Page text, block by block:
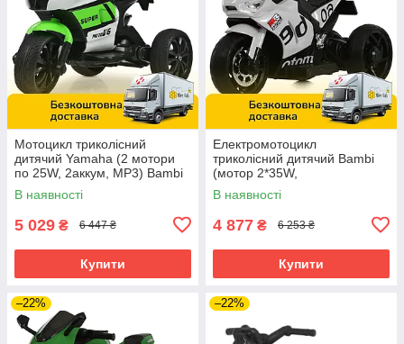
Мотоцикл триколісний
дитячий Yamaha (2 мотори
по 25W, 2аккум, MP3) Bambi
M 4135EL-1-5 Біло-зелений
В наявності
5 029 ₴ 6 447 ₴
Купити
Електромотоцикл
триколісний дитячий Bambi
(мотор 2*35W,
аккум.1*12V4,5AH, EVA) M
6265EL-11 Сірий
В наявності
4 877 ₴ 6 253 ₴
Купити
–22% –22%